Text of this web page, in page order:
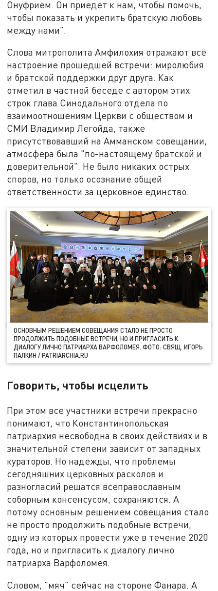
Онуфрием. Он приедет к нам, чтобы помочь,
чтобы показать и укрепить братскую любовь
между нами".
Слова митрополита Амфилохия отражают всё
настроение прошедшей встречи: миролюбия
и братской поддержки друг друга. Как
отметил в частной беседе с автором этих
строк глава Синодального отдела по
взаимоотношениям Церкви с обществом и
СМИ Владимир Легойда, также
присутствовавший на Амманском совещании,
атмосфера была "по-настоящему братской и
доверительной". Не было никаких острых
споров, но только осознание общей
ответственности за церковное единство.
ОСНОВНЫМ РЕШЕНИЕМ СОВЕЩАНИЯ СТАЛО НЕ ПРОСТО
ПРОДОЛЖИТЬ ПОДОБНЫЕ ВСТРЕЧИ, НО И ПРИГЛАСИТЬ К
ДИАЛОГУ ЛИЧНО ПАТРИАРХА ВАРФОЛОМЕЯ. ФОТО: СВЯЩ. ИГОРЬ
ПАЛКИН / PATRIARCHIA.RU
Говорить, чтобы исцелить
При этом все участники встречи прекрасно
понимают, что Константинопольская
патриархия несвободна в своих действиях и в
значительной степени зависит от западных
кураторов. Но надежды, что проблемы
сегодняшних церковных расколов и
разногласий решатся всеправославным
соборным консенсусом, сохраняются. А
потому основным решением совещания стало
не просто продолжить подобные встречи,
одну из которых провести уже в течение 2020
года, но и пригласить к диалогу лично
патриарха Варфоломея.
Словом, "мяч" сейчас на стороне Фанара. А